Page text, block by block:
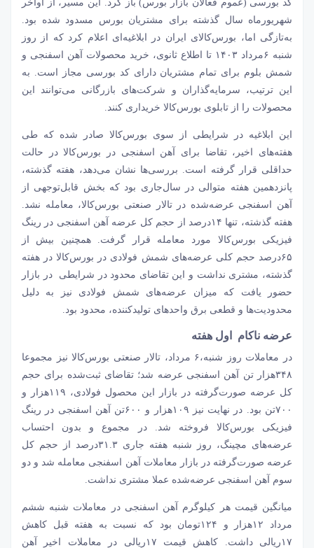
کد بورسی (عموم فعالان بازار بورس) باز کرد. این مسیر، از اواخر
شهریورماه سال گذشته برای مشتریان بورس مسدود شده بود.
به‌تازگی اما، بورس‌کالای ایران در ابلاغیه‏‏‌ای اعلام کرد که از روز
شنبه ۶مرداد ۱۴۰۳ تا اطلاع ثانوی، خرید محصولات آهن اسفنجی و
شمش بلوم برای تمام مشتریان دارای کد بورسی مجاز است. به
این ترتیب، سرمایه‌گذاران و شرکت‌های بازرگانی می‏‏‌توانند این
محصولات را از تابلوی بورس‌کالا خریداری کنند.
این ابلاغیه در شرایطی از سوی بورس‌کالا صادر شده که طی
هفته‌‌‌های اخیر، تقاضا برای آهن اسفنجی در بورس‌کالا در حالت
حداقلی قرار گرفته است. بررسی‌‌‌ها نشان می‌دهد، هفته گذشته،
پانزدهمین هفته‌‌‌ متوالی در سال‌جاری بود که بخش قابل‌توجهی از
آهن اسفنجی عرضه‌‌‌شده در تالار صنعتی بورس‌کالا، معامله نشد.
هفته گذشته، تنها ۱۴‌درصد از حجم کل عرضه آهن اسفنجی در رینگ
فیزیکی بورس‌کالا مورد معامله قرار گرفت. همچنین بیش از
۶۵‌درصد حجم کلی عرضه‌‌‌های شمش فولادی در بورس‌کالا در هفته
گذشته، مشتری نداشت و این تقاضای محدود در شرایطی در بازار
حضور یافت که میزان عرضه‌‌‌های شمش فولادی نیز به دلیل
محدودیت‌ها و قطعی برق واحدهای تولیدکننده، محدود بود.
عرضه ناکام اول هفته
در معاملات روز شنبه،۶ مرداد، تالار صنعتی بورس‌کالا نیز مجموعا
۳۴۸‌هزار تن آهن اسفنجی عرضه شد؛ تقاضای ثبت‌شده برای حجم
کل عرضه صورت‌گرفته در بازار این محصول فولادی، ۱۱۹‌هزار و
۷۰۰تن بود. در نهایت نیز ۱۰۹‌هزار و ۶۰۰تن آهن اسفنجی در رینگ
فیزیکی بورس‌کالا فروخته شد. در مجموع و بدون احتساب
عرضه‌‌‌های مچینگ، روز شنبه هفته جاری ۳۱.۳‌درصد از حجم کل
عرضه صورت‌گرفته در بازار معاملات آهن اسفنجی معامله شد و دو
سوم آهن اسفنجی عرضه‌شده عملا مشتری نداشت.
میانگین قیمت هر کیلوگرم آهن اسفنجی در معاملات شنبه ششم
مرداد ۱۲‌هزار و ۱۲۴تومان بود که نسبت به هفته قبل کاهش
۱۷ریالی داشت. کاهش قیمت ۱۷ریالی در معاملات اخیر آهن